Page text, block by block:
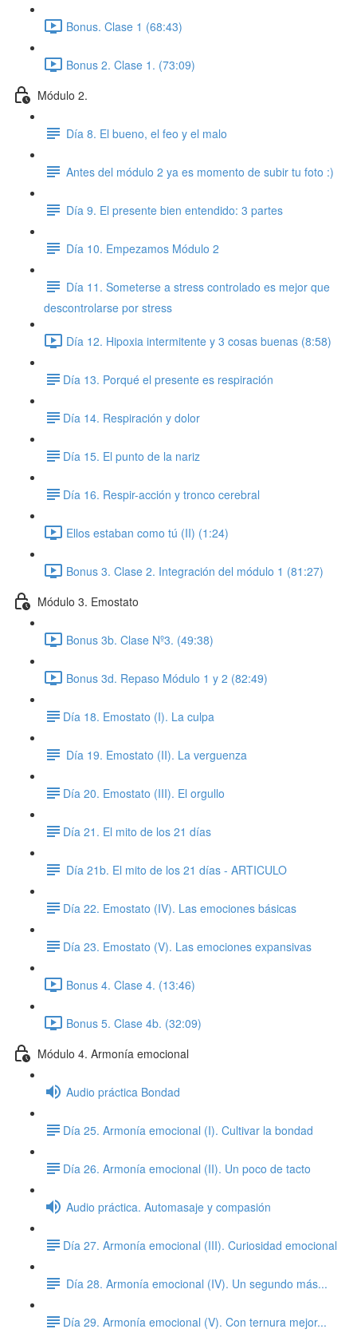
Bonus. Clase 1 (68:43)
Bonus 2. Clase 1. (73:09)
Módulo 2.
Día 8. El bueno, el feo y el malo
Antes del módulo 2 ya es momento de subir tu foto :)
Día 9. El presente bien entendido: 3 partes
Día 10. Empezamos Módulo 2
Día 11. Someterse a stress controlado es mejor que
descontrolarse por stress
Día 12. Hipoxia intermitente y 3 cosas buenas (8:58)
​Día 13. Porqué el presente es respiración
​Día 14. Respiración y dolor
​​Día 15. El punto de la nariz
​Día 16. Respir-acción y tronco cerebral
Ellos estaban como tú (II) (1:24)
Bonus 3. Clase 2. Integración del módulo 1 (81:27)
Módulo 3. Emostato
Bonus 3b. Clase Nº3. (49:38)
Bonus 3d. Repaso Módulo 1 y 2 (82:49)
​Día 18. Emostato (I). La culpa
Día 19. Emostato (II). La verguenza
​Día 20. Emostato (III). El orgullo
​Día 21. El mito de los 21 días
Día 21b. El mito de los 21 días - ARTICULO
​Día 22. Emostato (IV). Las emociones básicas
​Día 23. Emostato (V). Las emociones expansivas
Bonus 4. Clase 4. (13:46)
Bonus 5. Clase 4b. (32:09)
Módulo 4. Armonía emocional
Audio práctica Bondad
​Día 25. Armonía emocional (I). Cultivar la bondad
​Día 26. Armonía emocional (II). Un poco de tacto
Audio práctica. Automasaje y compasión
​Día 27. Armonía emocional (III). Curiosidad emocional
Día 28. Armonía emocional (IV). Un segundo más...
​Día 29. Armonía emocional (V). Con ternura mejor...